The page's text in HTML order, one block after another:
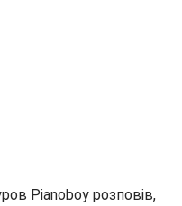
Pianoboy розповів,